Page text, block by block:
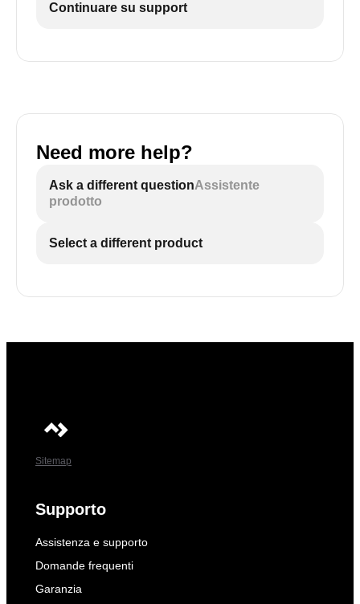
Continuare su support
Need more help?
Ask a different questionAssistente
prodotto
Select a different product
Sitemap
Supporto
Assistenza e supporto
Domande frequenti
Garanzia